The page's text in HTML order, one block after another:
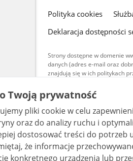
gov.pl
Polityka cookies
Deklaracja dostępności
Strony dostępne w domenie
danych (adres e-mail oraz
znajdują się w ich politykach
Treści tekstowe
udostępniane
warunkach 4.0
są
bez utworów
Twoją prywatność
pliki cookie w celu
oraz do analizy ruchu i optymalizacji
dostosować treści do potrzeb
konkretnego urządzenia lub